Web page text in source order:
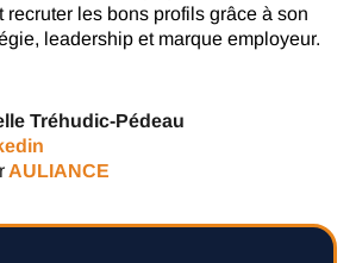
recruter les bons profils grâce à son
leadership et marque employeur.
Tréhudic-Pédeau
AULIANCE